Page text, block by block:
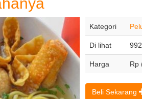
Kategori
Di lihat
Harga Rp
Beli Sekarang